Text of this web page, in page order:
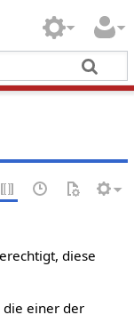
diese
die einer der